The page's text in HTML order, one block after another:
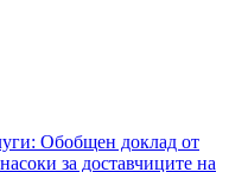
Обобщен доклад от
за доставчиците на